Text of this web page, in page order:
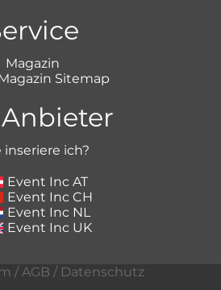
Magazin
Sitemap
inseriere ich?
Event Inc AT
Event Inc CH
Event Inc NL
Event Inc UK
/AGB / Datenschutz